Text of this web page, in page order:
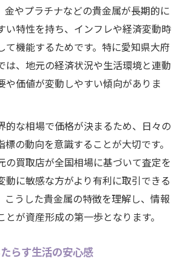
金やプラチナなどの貴金属が長期的に
い特性を持ち、インフレや経済変動時
て機能するためです。特に愛知県大府
は、地元の経済状況や生活環境と連動
や価値が変動しやすい傾向がありま
的な相場で価格が決まるため、日々の
の動向を意識することが大切です。
の買取店が全国相場に基づいて査定を
動に敏感な方がより有利に取引できる
こうした貴金属の特徴を理解し、情報
が資産形成の第一歩となります。
らす生活の安心感